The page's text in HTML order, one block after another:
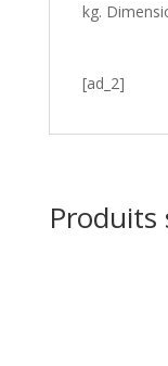
kg.
[ad_2]
Produits